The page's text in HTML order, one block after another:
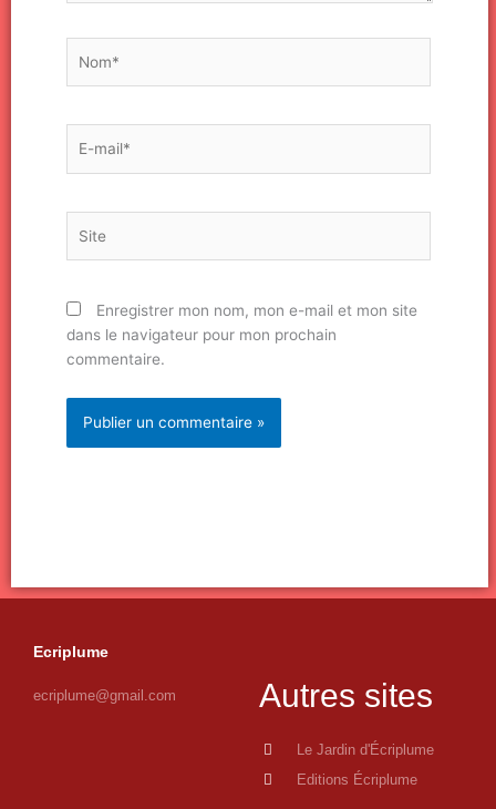
mail*
Enregistrer mon nom, mon e-mail et mon site
dans le navigateur pour mon prochain
commentaire.
Ecriplume
ecriplume@gmail.com Autres sites
Le Jardin d'Écriplume
Editions Écriplume